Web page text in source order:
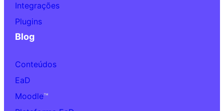
Integrações
Plugins
Blog
Conteúdos
EaD
Moodle™